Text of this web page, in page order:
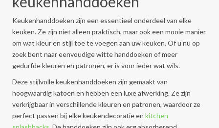
Keukenhanddoeken zijn een essentieel onderdeel van elke
keuken. Ze zijn niet alleen praktisch, maar ook een mooie manier
om wat kleur en stijl toe te voegen aan uw keuken. Of u nu op
zoek bent naar eenvoudige witte handdoeken of meer
gedurfde kleuren en patronen, er is voor ieder wat wils.
Deze stijlvolle keukenhanddoeken zijn gemaakt van
hoogwaardig katoen en hebben een luxe afwerking. Ze zijn
verkrijgbaar in verschillende kleuren en patronen, waardoor ze
perfect passen bij elke keukendecoratie en kitchen